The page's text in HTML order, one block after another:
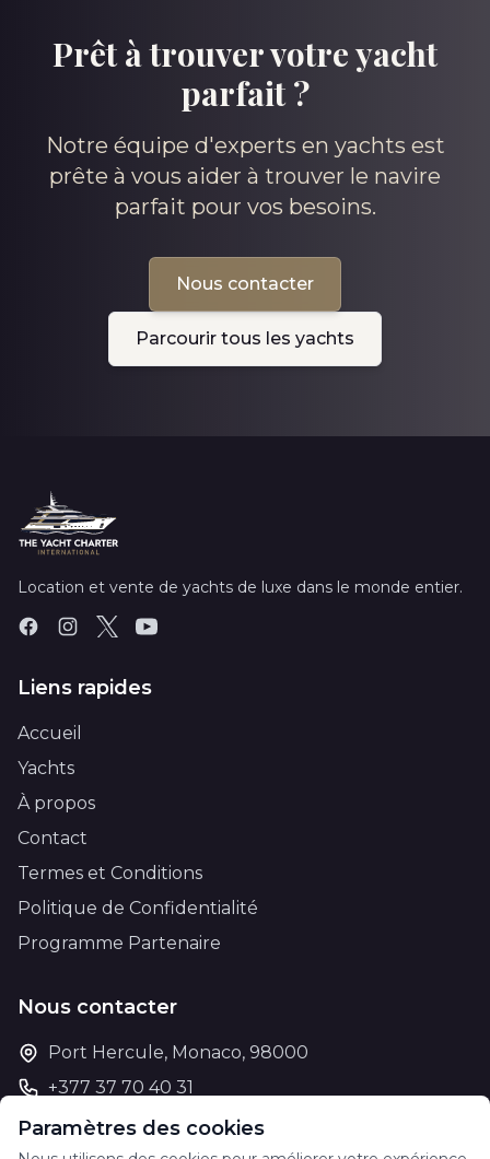
Prêt à trouver votre yacht
parfait ?
Notre équipe d'experts en yachts est
prête à vous aider à trouver le navire
parfait pour vos besoins.
Nous contacter
Parcourir tous les yachts
Paramètres des cookies
Location et vente de yachts de luxe dans le monde entier.
Liens rapides
Accueil
Yachts
À propos
Contact
Termes et Conditions
Politique de Confidentialité
Programme Partenaire
Nous contacter
Port Hercule, Monaco, 98000
+377 37 70 40 31
support@theyachtcharter.com